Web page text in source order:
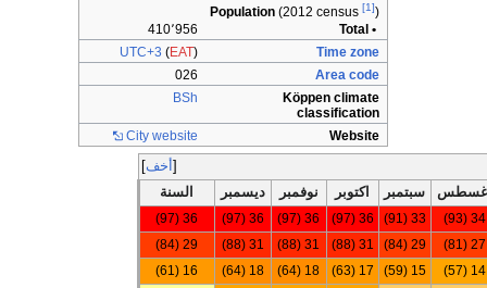
Population (2012 census [1])
• Total
410٬956
Time zone
UTC+3 (EAT)
Area code
026
Köppen climate
classification
BSh
Website
City website
أخف
سبتمبر اكتوبر نوفمبر ديسمبر
السنة
34 (93)
33 (91)
36 (97)
36 (97)
36 (97)
36 (97)
27 (81)
29 (84)
31 (88)
31 (88)
31 (88)
29 (84)
14 (57)
15 (59)
17 (63)
18 (64)
18 (64)
16 (61)